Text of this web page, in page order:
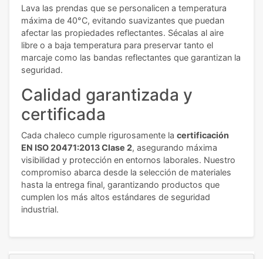
Lava las prendas que se personalicen a temperatura
máxima de 40°C, evitando suavizantes que puedan
afectar las propiedades reflectantes. Sécalas al aire
libre o a baja temperatura para preservar tanto el
marcaje como las bandas reflectantes que garantizan la
seguridad.
Calidad garantizada y
certificada
Cada chaleco cumple rigurosamente la certificación
EN ISO 20471:2013 Clase 2, asegurando máxima
visibilidad y protección en entornos laborales. Nuestro
compromiso abarca desde la selección de materiales
hasta la entrega final, garantizando productos que
cumplen los más altos estándares de seguridad
industrial.